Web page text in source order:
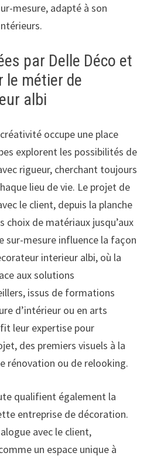
mesure, adapté à son
par Delle Déco et
le métier de
albi
occupe une place
explorent les possibilités de
rigueur, cherchant toujours
lieu de vie. Le projet de
le client, depuis la planche
choix de matériaux jusqu’aux
sur-mesure influence la façon
interieur albi, où la
aux solutions
issus de formations
d’intérieur ou en arts
leur expertise pour
des premiers visuels à la
rénovation ou de relooking.
qualifient également la
entreprise de décoration.
avec le client,
un espace unique à